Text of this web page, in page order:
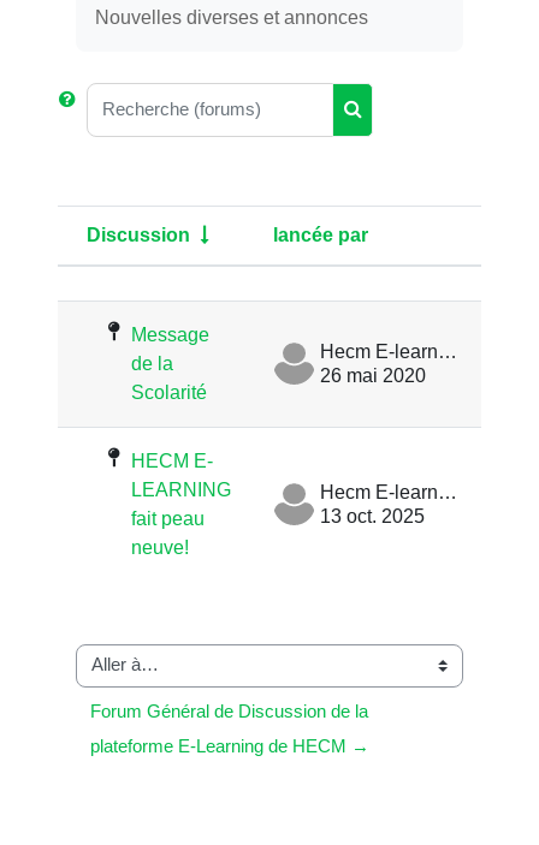
Nouvelles diverses et annonces
Recherche (forums)
Recherche (forums)
Statut
Discussion lancée par
Message
de la
Scolarité
Hecm E-learning
26 mai 2020
HECM E-
LEARNING
fait peau
neuve!
Hecm E-learning
13 oct. 2025
Aller à…
Forum Général de Discussion de la
plateforme E-Learning de HECM →